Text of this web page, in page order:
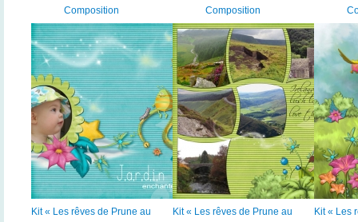
Composition
Composition
Kit « Les rêves de Prune au Kit « Les rêves de Prune au Kit « Les